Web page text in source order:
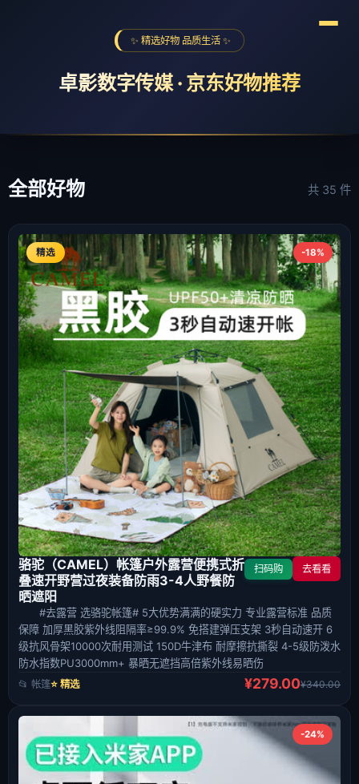
✨ 精选好物 品质生活 ✨
卓影数字传媒 · 京东好物推荐
全部好物 共 35 件
-18%
精选
骆驼（CAMEL）帐篷户外露营便携式折
叠速开野营过夜装备防雨3-4人野餐防
晒遮阳
扫码购 去看看
#去露营 选骆驼帐篷# 5大优势满满的硬实力 专业露营标准 品质
保障 加厚黑胶紫外线阻隔率≥99.9% 免搭建弹压支架 3秒自动速开 6
级抗风骨架10000次耐用测试 150D牛津布 耐摩擦抗撕裂 4-5级防泼水
防水指数PU3000mm+ 暴晒无遮挡高倍紫外线易晒伤
📂 帐篷⭐ 精选 ¥279.00¥340.00
-24%